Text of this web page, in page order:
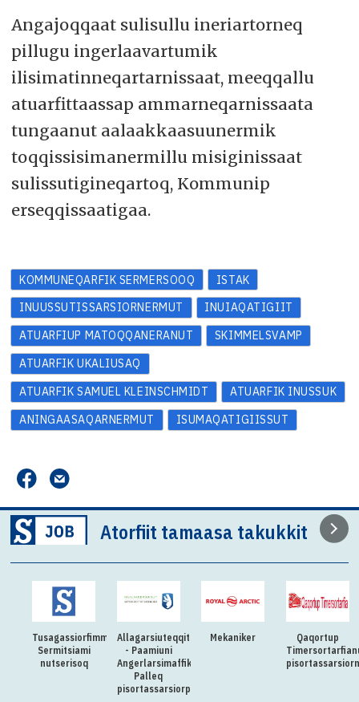
Angajoqqaat sulisullu ineriartorneq
pillugu ingerlaavartumik
ilisimatinneqartarnissaat, meeqqallu
atuarfittaassap ammarneqarnissaata
tungaanut aalaakkaasuunermik
toqqissisimanermillu misiginissaat
sulissutigineqartoq, Kommunip
erseqqissaatigaa.
KOMMUNEQARFIK SERMERSOOQ
ISTAK
INUUSSUTISSARSIORNERMUT
INUIAQATIGIIT
ATUARFIUP MATOQQANERANUT
SKIMMELSVAMP
ATUARFIK UKALIUSAQ
ATUARFIK SAMUEL KLEINSCHMIDT
ATUARFIK INUSSUK
ANINGAASAQARNERMUT
ISUMAQATIGIISSUT
Atorfiit tamaasa takukkit
Tusagassiorfimmi
Sermitsiami
nutserisoq
Allagarsiuteqqitaq
- Paamiuni
Angerlarsimaffik
Palleq
pisortassarsiorpoq
Mekaniker
Qaqortup